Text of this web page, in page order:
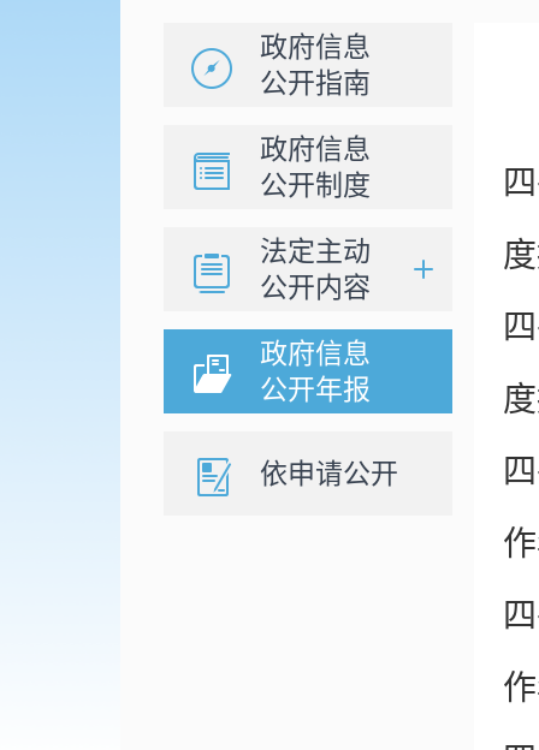
政府信息
公开指南
政府信息
公开制度
法定主动
公开内容
政府信息
公开年报
依申请公开